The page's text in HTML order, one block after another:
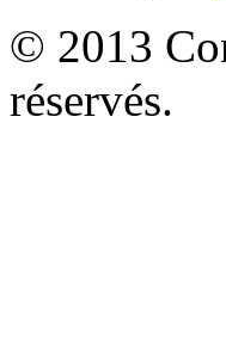
© 2013
réservés.